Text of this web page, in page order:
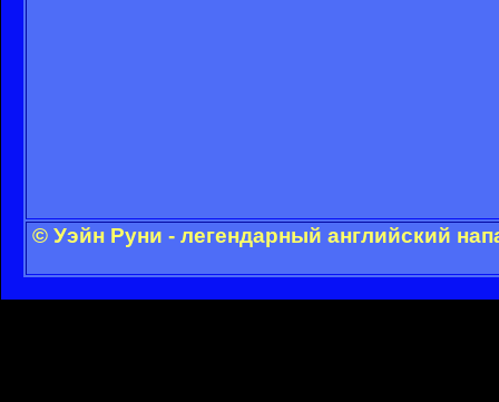
© Уэйн Руни - легендарный английский